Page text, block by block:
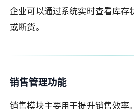
企业可以通过系统实时查看库存
或断货。
销售管理功能
销售模块主要用于提升销售效率。